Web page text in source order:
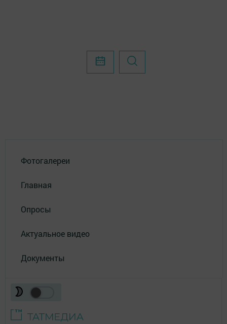
Фотогалереи
Главная
Опросы
Актуальное видео
Документы